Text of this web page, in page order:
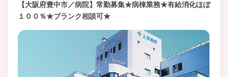
【大阪府豊中市／病院】常勤募集★病棟業務★有給消化ほぼ
１００％★ブランク相談可★